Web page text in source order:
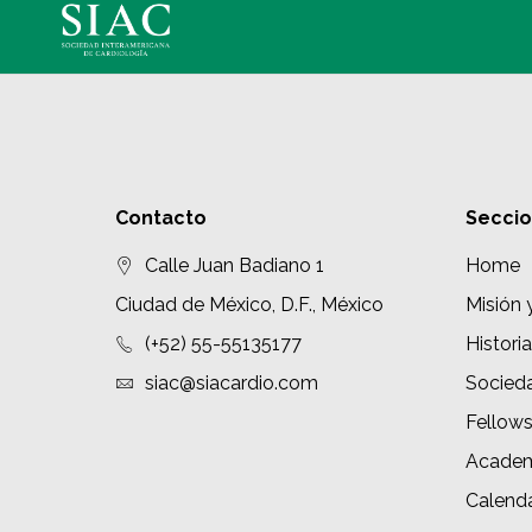
Contacto
Calle Juan Badiano 1
Ciudad de México, D.F., México
(+52) 55-55135177
siac@siacardio.com
Home
Misión
Historia
Fellows